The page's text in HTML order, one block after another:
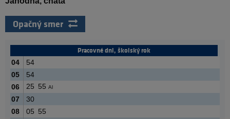
Opačný smer
Pracovné dni, školský rok
04
54
05
54
06
25 55 Al
07
30
08
05 55